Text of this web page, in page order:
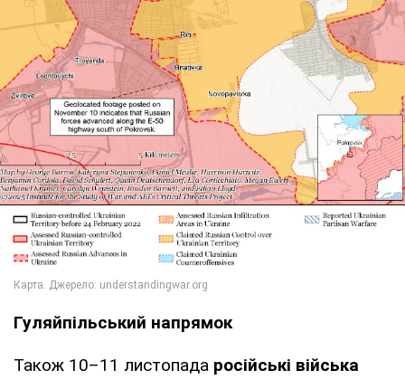
Гуляйпільський напрямок
Також 10–11 листопада російські війська